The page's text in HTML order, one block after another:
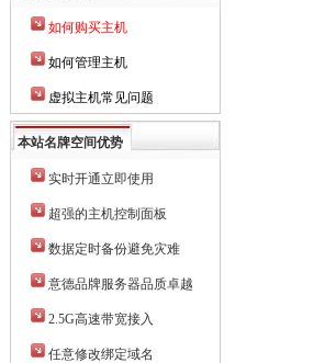
如何购买主机
如何管理主机
虚拟主机常见问题
本站名牌空间优势
实时开通立即使用
超强的主机控制面板
数据定时备份避免灾难
意德品牌服务器品质卓越
2.5G高速带宽接入
任意修改绑定域名